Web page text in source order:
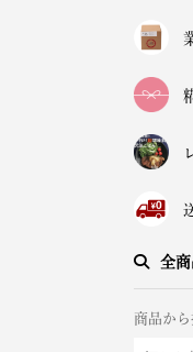
全
商品から